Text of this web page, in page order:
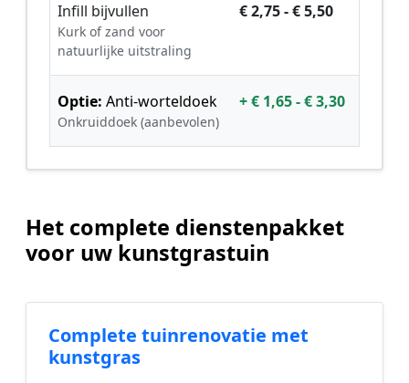
Infill bijvullen
Kurk of zand voor
natuurlijke uitstraling
€ 2,75 - € 5,50
Optie: Anti-worteldoek
Onkruiddoek (aanbevolen)
+ € 1,65 - € 3,30
Het complete dienstenpakket
voor uw kunstgrastuin
Complete tuinrenovatie met
kunstgras